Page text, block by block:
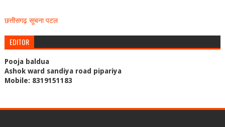
छत्तीसगढ़ सूचना पटल
EDITOR
Pooja baldua
Ashok ward sandiya road pipariya
Mobile: 8319151183